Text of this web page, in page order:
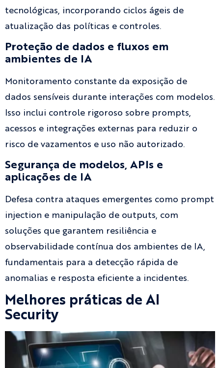
tecnológicas, incorporando ciclos ágeis de
atualização das políticas e controles.
Proteção de dados e fluxos em
ambientes de IA
Monitoramento constante da exposição de
dados sensíveis durante interações com modelos.
Isso inclui controle rigoroso sobre prompts,
acessos e integrações externas para reduzir o
risco de vazamentos e uso não autorizado.
Segurança de modelos, APIs e
aplicações de IA
Defesa contra ataques emergentes como prompt
injection e manipulação de outputs, com
soluções que garantem resiliência e
observabilidade contínua dos ambientes de IA,
fundamentais para a detecção rápida de
anomalias e resposta eficiente a incidentes.
Melhores práticas de AI
Security